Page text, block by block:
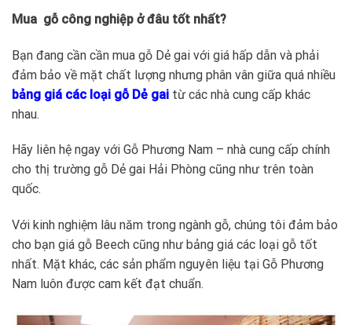
Mua gỗ công nghiệp ở đâu tốt nhất?
Bạn đang cần cần mua gỗ Dẻ gai với giá hấp dẫn và phải
đảm bảo về mặt chất lượng nhưng phân vân giữa quá nhiều
bảng giá các loại gỗ Dẻ gai từ các nhà cung cấp khác
nhau.
Hãy liên hệ ngay với Gỗ Phương Nam – nhà cung cấp chính
cho thị trường gỗ Dẻ gai Hải Phòng cũng như trên toàn
quốc.
Với kinh nghiệm lâu năm trong ngành gỗ, chúng tôi đảm bảo
cho bạn giá gỗ Beech cũng như bảng giá các loại gỗ tốt
nhất. Mặt khác, các sản phẩm nguyên liệu tại Gỗ Phương
Nam luôn được cam kết đạt chuẩn.